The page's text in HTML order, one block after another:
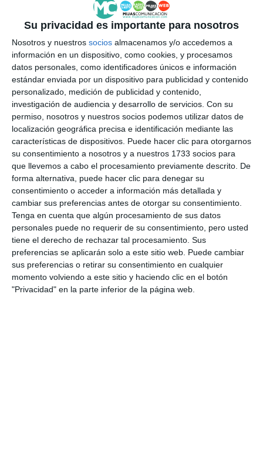
Su privacidad es importante para nosotros
Nosotros y nuestros socios almacenamos y/o accedemos a
información en un dispositivo, como cookies, y procesamos
datos personales, como identificadores únicos e información
estándar enviada por un dispositivo para publicidad y contenido
personalizado, medición de publicidad y contenido,
investigación de audiencia y desarrollo de servicios. Con su
permiso, nosotros y nuestros socios podemos utilizar datos de
localización geográfica precisa e identificación mediante las
características de dispositivos. Puede hacer clic para otorgarnos
su consentimiento a nosotros y a nuestros 1733 socios para
que llevemos a cabo el procesamiento previamente descrito. De
forma alternativa, puede hacer clic para denegar su
consentimiento o acceder a información más detallada y
cambiar sus preferencias antes de otorgar su consentimiento.
Tenga en cuenta que algún procesamiento de sus datos
personales puede no requerir de su consentimiento, pero usted
tiene el derecho de rechazar tal procesamiento. Sus
preferencias se aplicarán solo a este sitio web. Puede cambiar
sus preferencias o retirar su consentimiento en cualquier
momento volviendo a este sitio y haciendo clic en el botón
"Privacidad" en la parte inferior de la página web.
Tiempo de pasión en Semana
Santa
ACTUALIDAD
El sábado 21 se celebrará una
nueva Ruta Ecuestre por la
Playa de La Cala
ACTUALIDAD
El Coro Distrito Sur volverá a
protagonizar el III Concierto de
Navidad para mayores
ACTUALIDAD
Bandera Verde Internacional
para el IES Sierra de Mijas por su
ecoescuela
ACTUALIDAD
Valtocado celebra el centenario